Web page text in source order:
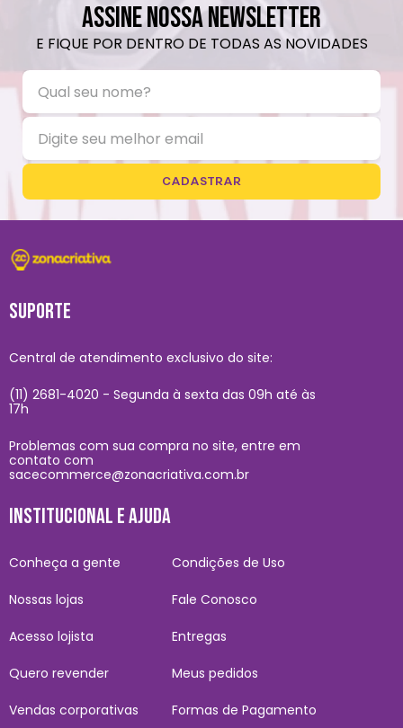
ASSINE NOSSA NEWSLETTER
E FIQUE POR DENTRO DE TODAS AS NOVIDADES
CADASTRAR
SUPORTE
Central de atendimento exclusivo do site:
(11) 2681-4020 - Segunda à sexta das 09h até às
17h
Problemas com sua compra no site, entre em
contato com
sacecommerce@zonacriativa.com.br
INSTITUCIONAL E AJUDA
Conheça a gente
Nossas lojas
Acesso lojista
Quero revender
Vendas corporativas
Condições de Uso
Fale Conosco
Entregas
Meus pedidos
Formas de Pagamento